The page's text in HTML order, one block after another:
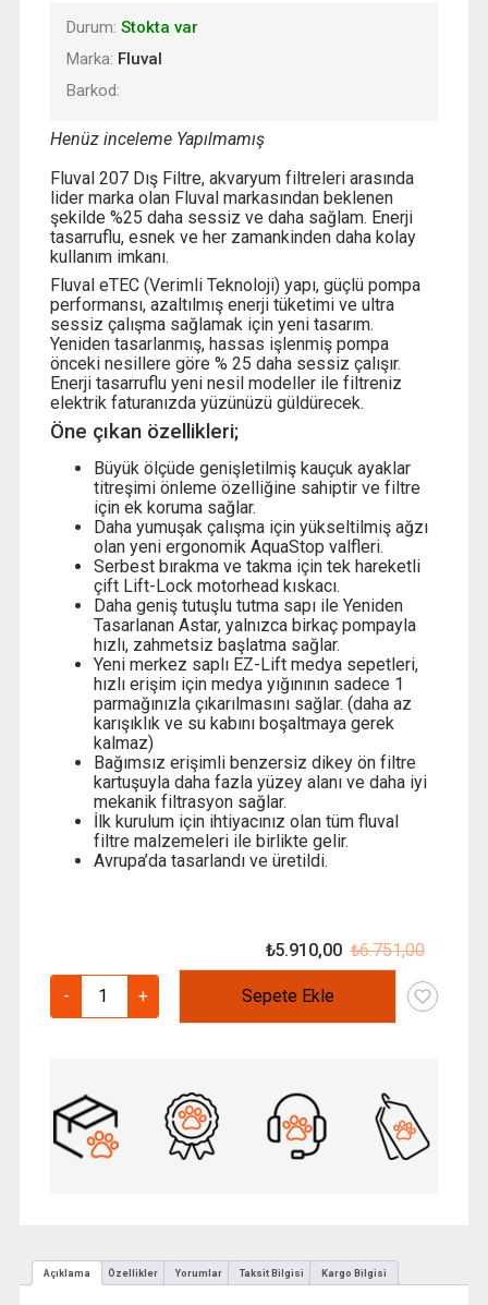
Durum: Stokta var
Marka: Fluval
Barkod:
Henüz inceleme Yapılmamış
Fluval 207 Dış Filtre, akvaryum filtreleri arasında
lider marka olan Fluval markasından beklenen
şekilde %25 daha sessiz ve daha sağlam. Enerji
tasarruflu, esnek ve her zamankinden daha kolay
kullanım imkanı.
Fluval eTEC (Verimli Teknoloji) yapı, güçlü pompa
performansı, azaltılmış enerji tüketimi ve ultra
sessiz çalışma sağlamak için yeni tasarım.
Yeniden tasarlanmış, hassas işlenmiş pompa
önceki nesillere göre % 25 daha sessiz çalışır.
Enerji tasarruflu yeni nesil modeller ile filtreniz
elektrik faturanızda yüzünüzü güldürecek.
Öne çıkan özellikleri;
Büyük ölçüde genişletilmiş kauçuk ayaklar
titreşimi önleme özelliğine sahiptir ve filtre
için ek koruma sağlar.
Daha yumuşak çalışma için yükseltilmiş ağzı
olan yeni ergonomik AquaStop valfleri.
Serbest bırakma ve takma için tek hareketli
çift Lift-Lock motorhead kıskacı.
Daha geniş tutuşlu tutma sapı ile Yeniden
Tasarlanan Astar, yalnızca birkaç pompayla
hızlı, zahmetsiz başlatma sağlar.
Yeni merkez saplı EZ-Lift medya sepetleri,
hızlı erişim için medya yığınının sadece 1
parmağınızla çıkarılmasını sağlar. (daha az
karışıklık ve su kabını boşaltmaya gerek
kalmaz)
Bağımsız erişimli benzersiz dikey ön filtre
kartuşuyla daha fazla yüzey alanı ve daha iyi
mekanik filtrasyon sağlar.
İlk kurulum için ihtiyacınız olan tüm fluval
filtre malzemeleri ile birlikte gelir.
Avrupa’da tasarlandı ve üretildi.
₺6.751,00
₺
₺5.910,00
fiyat:
-
Fluval
207
780
L/H
/
60-
+ Sepete Ekle
Açıklama Özellikler Yorumlar Taksit Bilgisi Kargo Bilgisi